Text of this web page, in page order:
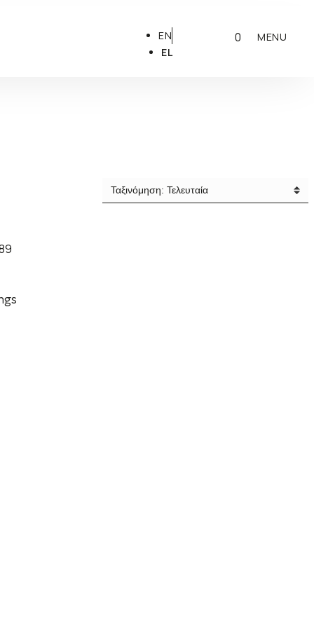
EN
EL
0 MENU